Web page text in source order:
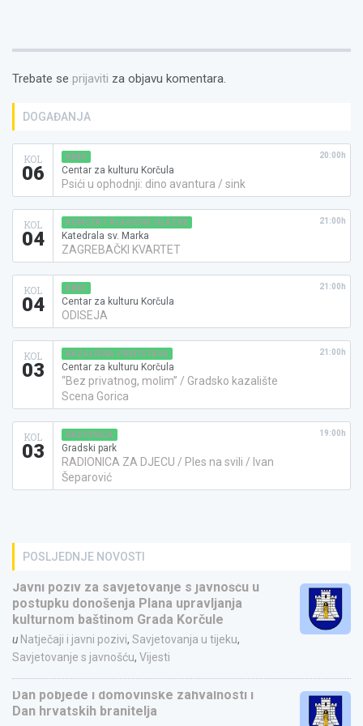
Trebate se prijaviti za objavu komentara.
DOGAĐANJA
KOL
06
KINO
Centar za kulturu Korčula
Psići u ophodnji: dino avantura / sink
20:00h
KOL
04
KONCERT KLASIČNE GLAZBE
Katedrala sv. Marka
ZAGREBAČKI KVARTET
21:00h
KOL
04
KINO
Centar za kulturu Korčula
ODISEJA
21:00h
KOL
03
KAZALIŠNA PREDSTAVA
Centar za kulturu Korčula
“Bez privatnog, molim” / Gradsko kazalište
Scena Gorica
21:00h
KOL
03
RADIONICA
Gradski park
RADIONICA ZA DJECU / Ples na svili / Ivan
Šeparović
19:00h
POSLJEDNJE NOVOSTI
Javni poziv za savjetovanje s javnošću u
postupku donošenja Plana upravljanja
kulturnom baštinom Grada Korčule
u Natječaji i javni pozivi, Savjetovanja u tijeku,
Savjetovanje s javnošću, Vijesti
Dan pobjede i domovinske zahvalnosti i
Dan hrvatskih branitelja